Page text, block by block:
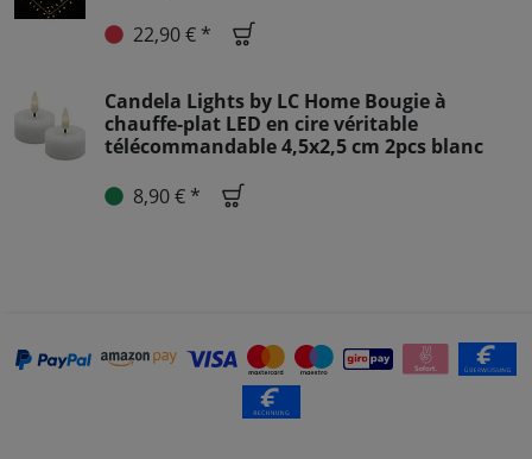
22,90 € *
Candela Lights by LC Home Bougie à
chauffe-plat LED en cire véritable
télécommandable 4,5x2,5 cm 2pcs blanc
8,90 € *